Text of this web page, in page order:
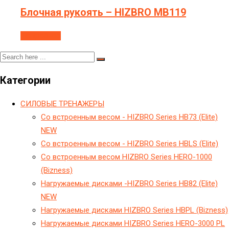
Блочная рукоять – HIZBRO MB119
Категории
CИЛОВЫЕ ТРЕНАЖЕРЫ
Cо встроенным весом - HIZBRO Series HB73 (Elite)
NEW
Cо встроенным весом - HIZBRO Series HBLS (Elite)
Cо встроенным весом HIZBRO Series HERO-1000
(Bizness)
Hагружаемые дисками -HIZBRO Series HB82 (Elite)
NEW
Hагружаемые дисками HIZBRO Series HBPL (Bizness)
Hагружаемые дисками HIZBRO Series HERO-3000 PL